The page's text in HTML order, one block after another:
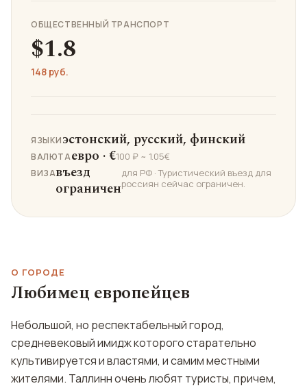
ОБЩЕСТВЕННЫЙ ТРАНСПОРТ
$1.8
148 руб.
ЯЗЫКИэстонский, русский, финский
ВАЛЮТАевро · €100 ₽ ~ 1.05€
ВИЗАвъезд
ограничен
для РФ · Туристический въезд для
россиян сейчас ограничен.
О ГОРОДЕ
Любимец европейцев
Небольшой, но респектабельный город,
средневековый имидж которого старательно
культивируется и властями, и самим местными
жителями. Таллинн очень любят туристы, причем,